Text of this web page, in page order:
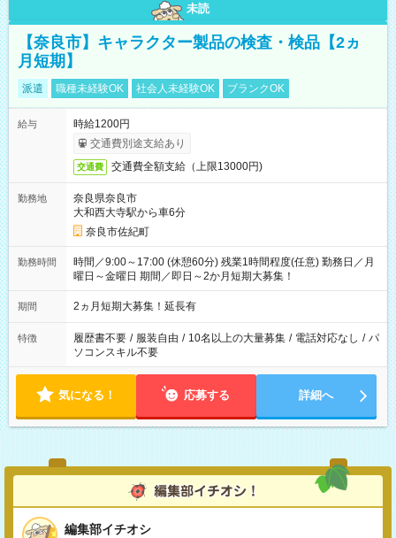
未読
【奈良市】キャラクター製品の検査・検品【2ヵ
月短期】
派遣 職種未経験OK 社会人未経験OK ブランクOK
給与
時給1200円
交通費別途支給あり
交通費 交通費全額支給（上限13000円)
勤務地
奈良県奈良市
大和西大寺駅から車6分
奈良市佐紀町
勤務時間
時間／9:00～17:00 (休憩60分) 残業1時間程度(任意) 勤務日／月
曜日～金曜日 期間／即日～2か月短期大募集！
期間 2ヵ月短期大募集！延長有
特徴 履歴書不要 / 服装自由 / 10名以上の大量募集 / 電話対応なし / パ
ソコンスキル不要
気になる！ 応募する 詳細へ
編集部イチオシ